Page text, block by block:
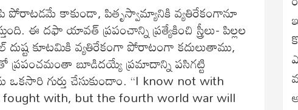
పోరాటడమే కాకుండా, పితృస్వామ్యానికి వ్యతిరేకంగానూ
ఈ దఫా యావత్ ప్రపంచాన్ని ప్రత్యేకించి స్త్రీలు- పిల్లల
దుష్ట కూటమికి వ్యతిరేకంగా పోరాటంగా కదులుతాము,
బూడిదయ్యే ప్రమాదాన్ని పసిగట్టి
ఒకసారి గుర్తు చేసుకుందాం. “I know not with
with, but the fourth world war will